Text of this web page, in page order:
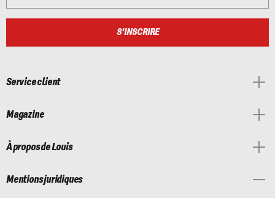
S'INSCRIRE
Service client
Magazine
À propos de Louis
Mentions juridiques